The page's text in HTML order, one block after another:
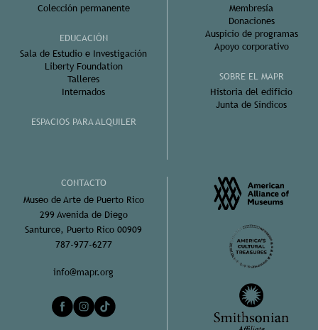
Colección permanente
EDUCACIÓN
Sala de Estudio e Investigación
Liberty Foundation
Talleres
Internados
ESPACIOS PARA ALQUILER
Membresía
Donaciones
Auspicio de programas
Apoyo corporativo
SOBRE EL MAPR
Historia del edificio
Junta de Síndicos
CONTACTO
Museo de Arte de Puerto Rico
299 Avenida de Diego
Santurce, Puerto Rico 00909
787-977-6277
info@mapr.org